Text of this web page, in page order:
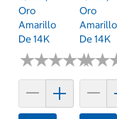
Oro
Amarillo
De 14K
★★★★★
★★★★★
Oro
Amarillo
De 14K
★★
★★